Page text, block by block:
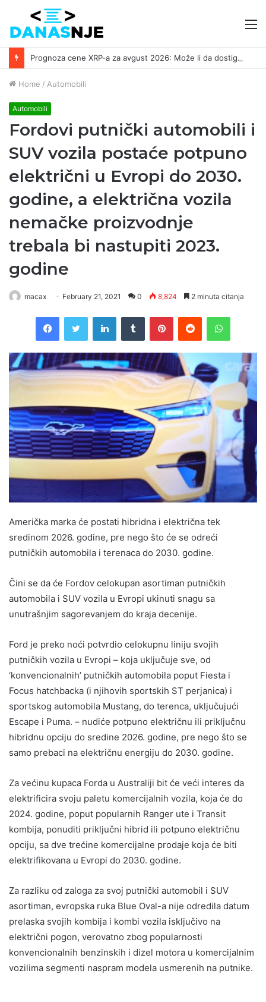
Prognoza cene XRP-a za avgust 2026: Može li da dostigne 1,50 dolara? ￼
Home / Automobili
Automobili
Fordovi putnički automobili i
SUV vozila postaće potpuno
električni u Evropi do 2030.
godine, a električna vozila
nemačke proizvodnje
trebala bi nastupiti 2023.
godine
macax February 21, 2021 0 8,824 2 minuta citanja
FacebookTwitter LinkedInTumblr PinterestReddit
Američka marka će postati hibridna i električna tek
sredinom 2026. godine, pre nego što će se odreći
putničkih automobila i terenaca do 2030. godine.
Čini se da će Fordov celokupan asortiman putničkih
automobila i SUV vozila u Evropi ukinuti snagu sa
unutrašnjim sagorevanjem do kraja decenije.
Ford je preko noći potvrdio celokupnu liniju svojih
putničkih vozila u Evropi – koja uključuje sve, od
‘konvencionalnih’ putničkih automobila poput Fiesta i
Focus hatchbacka (i njihovih sportskih ST perjanica) i
sportskog automobila Mustang, do terenca, uključujući
Escape i Puma. – nudiće potpuno električnu ili priključnu
hibridnu opciju do sredine 2026. godine, pre nego što se
samo prebaci na električnu energiju do 2030. godine.
Za većinu kupaca Forda u Australiji bit će veći interes da
elektrificira svoju paletu komercijalnih vozila, koja će do
2024. godine, poput popularnih Ranger ute i Transit
kombija, ponuditi priključni hibrid ili potpuno električnu
opciju, sa dve trećine komercijalne prodaje koja će biti
elektrifikovana u Evropi do 2030. godine.
Za razliku od zaloga za svoj putnički automobil i SUV
asortiman, evropska ruka Blue Oval-a nije odredila datum
prelaska svojih kombija i kombi vozila isključivo na
električni pogon, verovatno zbog popularnosti
konvencionalnih benzinskih i dizel motora u komercijalnim
vozilima segmenti naspram modela usmerenih na putnike.